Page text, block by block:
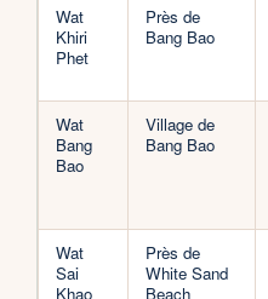
Wat
Khiri
Phet
Près de
Bang Bao
Wat
Bang
Bao
Village de
Bang Bao
Wat
Sai
Khao
Près de
White Sand
Beach